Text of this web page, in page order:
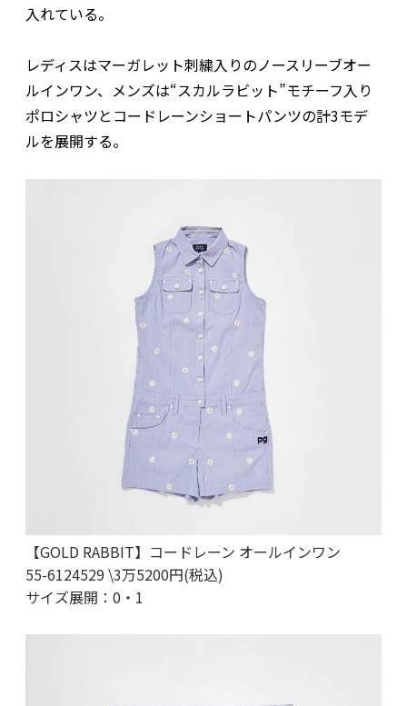
入れている。
レディスはマーガレット刺繍入りのノースリーブオー
ルインワン、メンズは“スカルラビット”モチーフ入り
ポロシャツとコードレーンショートパンツの計3モデ
ルを展開する。
【GOLD RABBIT】コードレーン オールインワン
55-6124529 \3万5200円(税込)
サイズ展開：0・1